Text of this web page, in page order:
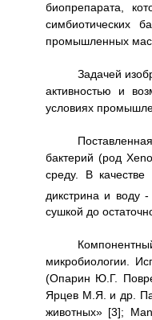
биопрепарата,
симбиотических
промышленных
Задачей
активностью и
условиях
бактерий (род
среду. В
дикстрина и воду
сушкой до
микробиологии.
(Опарин Ю.Г.
Ярцев М.Я. и др.
животных» [3];